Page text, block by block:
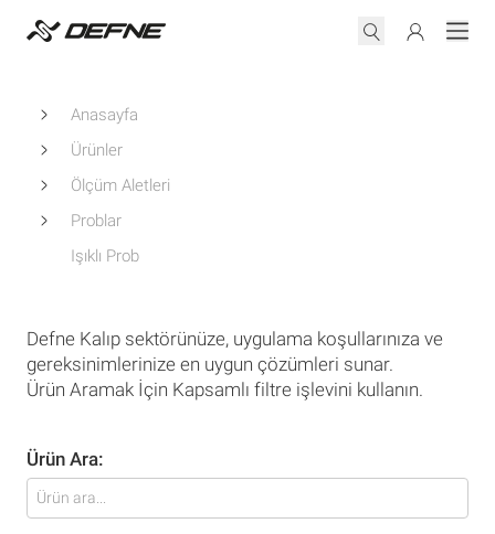
Anasayfa
Ürünler
Ölçüm Aletleri
Problar
Işıklı Prob
Defne Kalıp sektörünüze, uygulama koşullarınıza ve
gereksinimlerinize en uygun çözümleri sunar.
Ürün Aramak İçin Kapsamlı filtre işlevini kullanın.
Ürün Ara: